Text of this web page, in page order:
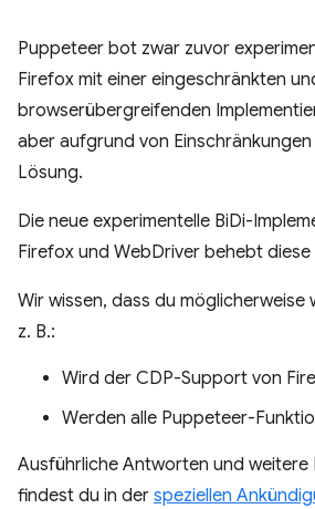
Puppeteer bot zwar zuvor
Firefox mit einer eingeschränkten
browserübergreifenden
aber aufgrund von
Lösung.
Die neue experimentelle BiDi-
Firefox und WebDriver behebt diese
Wir wissen, dass du möglicherweise
z. B.:
Wird der CDP-Support von
Werden alle Puppeteer-
Ausführliche Antworten und weitere
findest du in der speziellen